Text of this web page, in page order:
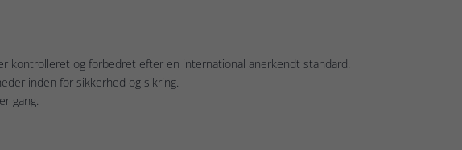
kontrolleret og forbedret efter en international anerkendt standard.
inden for sikkerhed og sikring.
gang.